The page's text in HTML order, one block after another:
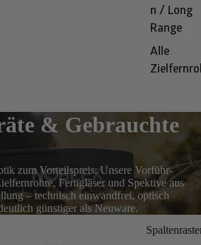
n / Long
Range
Alle
& Gebrauchte
zum Vorteilspreis: Unsere Vorführ-
Ferngläser und Spektive aus
– technisch einwandfrei, optisch
günstiger als Neuware.